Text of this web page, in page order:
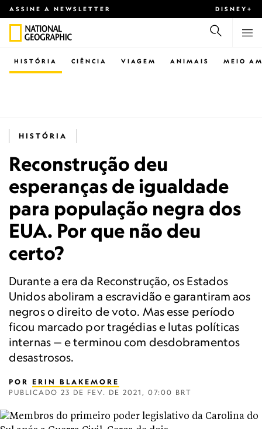
ASSINE A NEWSLETTER DISNEY+
CIÊNCIA VIAGEM ANIMAIS
HISTÓRIA MEIO
HISTÓRIA
Reconstrução deu
esperanças de igualdade
para população negra dos
EUA. Por que não deu
certo?
Durante a era da Reconstrução, os Estados
Unidos aboliram a escravidão e garantiram aos
negros o direito de voto. Mas esse período
ficou marcado por tragédias e lutas políticas
internas — e terminou com desdobramentos
desastrosos.
POR ERIN BLAKEMORE
PUBLICADO 23 DE FEV. DE 2021, 07:00 BRT